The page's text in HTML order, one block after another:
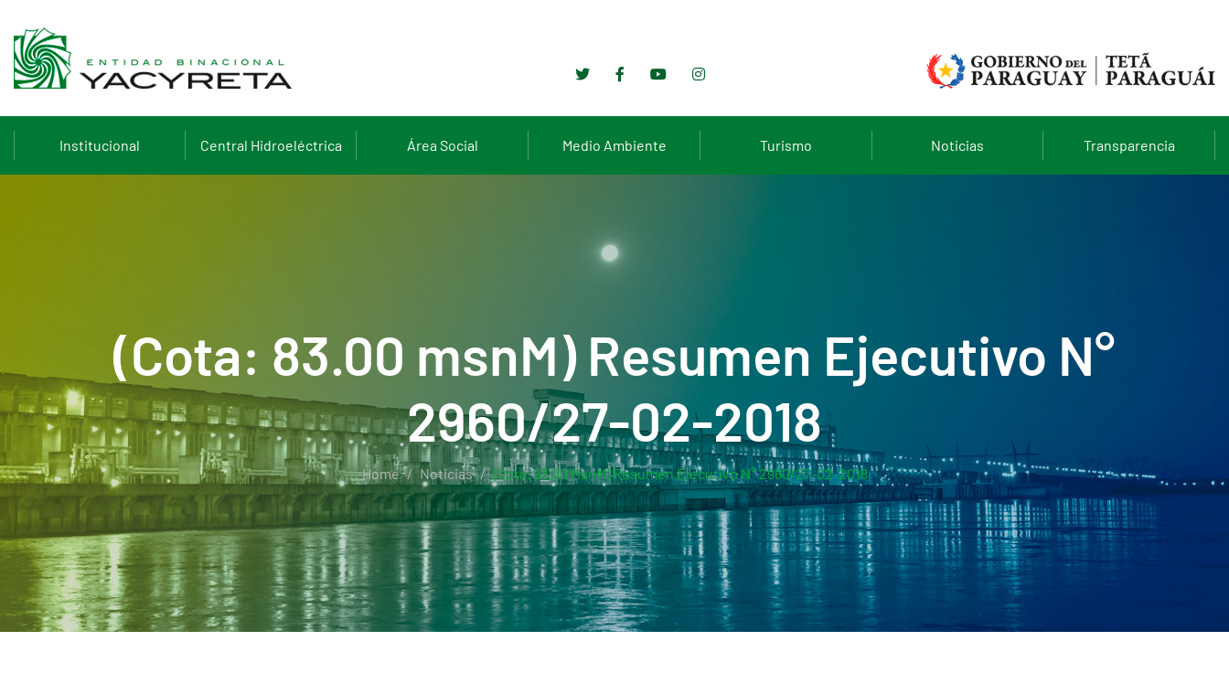
Institucional Central Hidroeléctrica Área Social Medio Ambiente Turismo Noticias Transparencia
(Cota: 83.00 msnM) Resumen Ejecutivo N°
2960/27-02-2018
Home Noticias (Cota: 83.00 MsnM) Resumen Ejecutivo N° 2960/27-02-2018